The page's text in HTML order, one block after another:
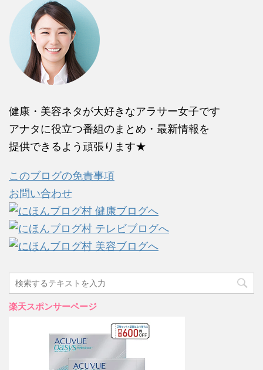
健康・美容ネタが大好きなアラサー女子です
アナタに役立つ番組のまとめ・最新情報を
提供できるよう頑張ります★
このブログの免責事項
お問い合わせ
楽天スポンサーページ